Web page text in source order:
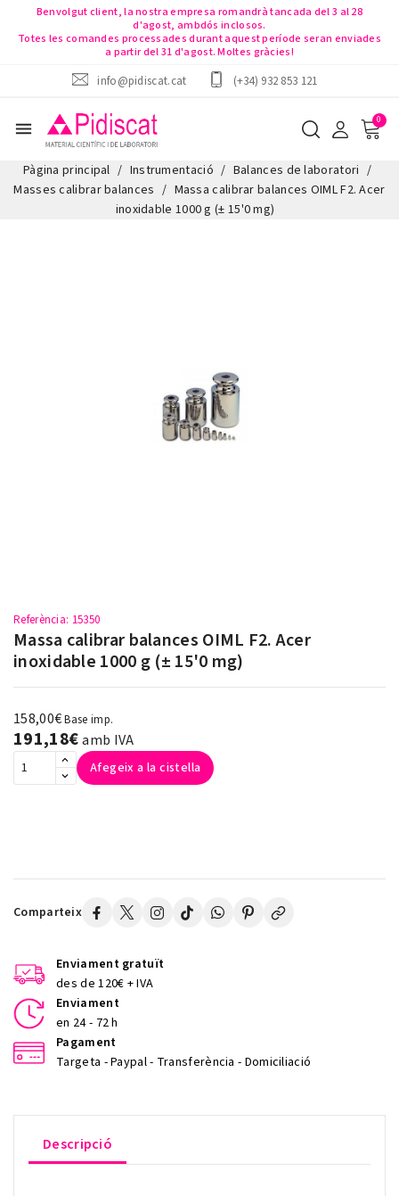
Benvolgut client, la nostra empresa romandrà tancada del 3 al 28
d'agost, ambdós inclosos.
Totes les comandes processades durant aquest període seran enviades
a partir del 31 d'agost. Moltes gràcies!
info@pidiscat.cat
(+34) 932 853 121
menu
Pàgina principal Instrumentació
Balances de laboratori
Masses calibrar balances
Massa calibrar balances OIML F2. Acer
inoxidable 1000 g (± 15'0 mg)
Referència: 15350
Massa calibrar balances OIML F2. Acer
inoxidable 1000 g (± 15'0 mg)
158,00€Base imp.
191,18€amb IVA
Afegeix a la cistella
Comparteix
Enviament gratuït
des de 120€ + IVA
Enviament
en 24 - 72 h
Pagament
Targeta - Paypal - Transferència - Domiciliació
Descripció